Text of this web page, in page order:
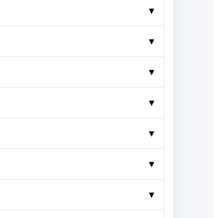
▾
▾
▾
▾
▾
▾
▾